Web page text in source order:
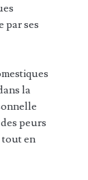
par ses
la
peurs
tout en